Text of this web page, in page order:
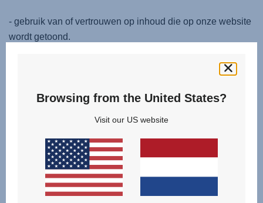
- gebruik van of vertrouwen op inhoud die op onze website
wordt getoond.
Indien u een zakelijke gebruiker bent, let er met name op
- winst-, verkoop-, zakelijke of omzetderving;
- verlies van verwachtte besparingen;
- verlies van zakelijke kansen, goodwill of reputatie; of
Browsing from the United States?
Visit our US website